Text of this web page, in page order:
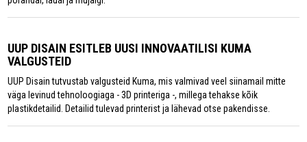
UUP DISAIN ESITLEB UUSI INNOVAATILISI KUMA
VALGUSTEID
UUP Disain tutvustab valgusteid Kuma, mis valmivad veel siinamail mitte
väga levinud tehnoloogiaga - 3D printeriga -, millega tehakse kõik
plastikdetailid. Detailid tulevad printerist ja lähevad otse pakendisse.